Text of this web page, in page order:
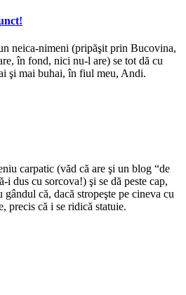
neica-nimeni (pripăşit prin Bucovina,
în fond, nici nu-l are) se tot dă cu
şi mai buhai, în fiul meu, Andi.
carpatic (văd că are şi un blog “de
i dus cu sorcova!) şi se dă peste cap,
că, dacă stropeşte pe cineva cu
precis că i se ridică statuie.